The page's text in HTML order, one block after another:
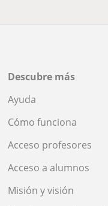
Descubre más
Ayuda
Cómo funciona
Acceso profesores
Acceso a alumnos
Misión y visión